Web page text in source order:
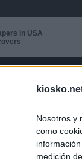
Nosotros y
como
medición
in USA